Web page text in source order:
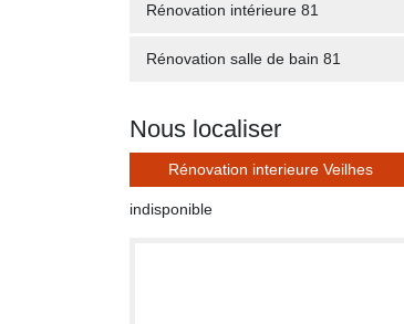
Rénovation intérieure 81
Rénovation salle de bain 81
Nous localiser
Rénovation interieure Veilhes
indisponible